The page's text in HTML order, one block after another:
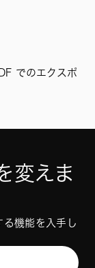
でのエクスポ
変えま
る機能を入手し